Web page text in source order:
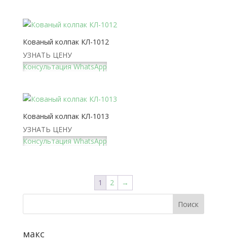
Кованый колпак КЛ-1012
УЗНАТЬ ЦЕНУ
Консультация WhatsApp
Кованый колпак КЛ-1013
УЗНАТЬ ЦЕНУ
Консультация WhatsApp
1 2 →
макс